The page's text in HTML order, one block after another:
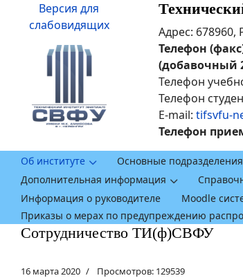
Версия для
слабовидящих
Адрес: 678960,
Телефон
(добавочный
Телефон
Телефон
E-mail: tifsvfu-
Телефон
Об институте Основные подразделения
Дополнительная информация
Информация о руководителе
Moodle
Приказы о мерах по предупреждению
Сотрудничество ТИ(ф)СВФУ
16 марта 2020 Просмотров: 129539